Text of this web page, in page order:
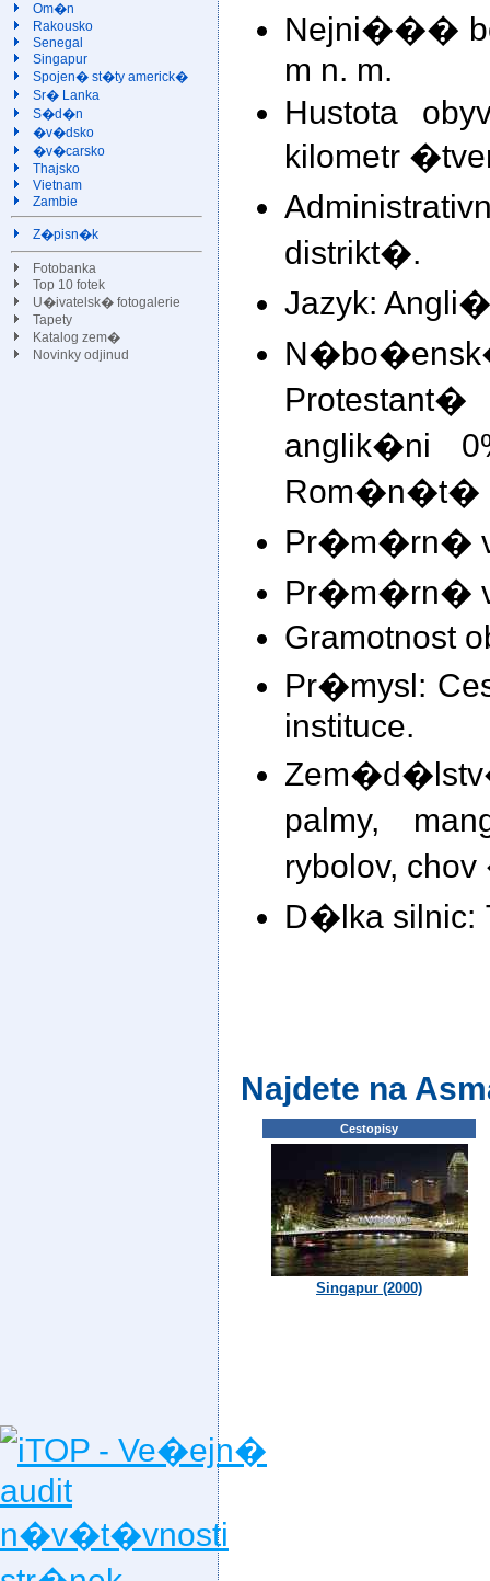
Om�n
Rakousko
Senegal
Singapur
Spojen� st�ty americk�
Sr� Lanka
S�d�n
�v�dsko
�v�carsko
Thajsko
Vietnam
Zambie
Z�pisn�k
Fotobanka
Top 10 fotek
U�ivatelsk� fotogalerie
Tapety
Katalog zem�
Novinky odjinud
Nejni���
m n. m.
Hustota
kilometr
distrikt�.
Jazyk:
anglik�ni
Rom�n�t�
Pr�m�rn�
Pr�m�rn�
Gramotnost
Pr�mysl:
instituce.
palmy,
rybolov,
D�lka silnic:
Najdete na
Cestopisy
Singapur (2000)